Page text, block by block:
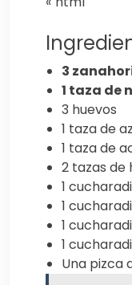
3
1 taza de
3 huevos
1 taza de
1 taza de
2 tazas de
1
1
1
1
Una pizca